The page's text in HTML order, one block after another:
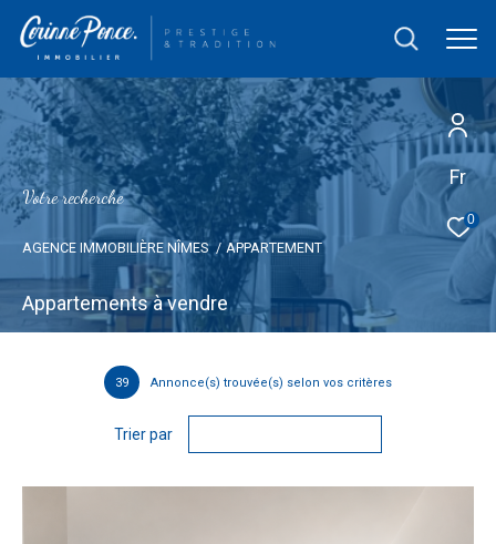
Fr
0
Votre recherche
AGENCE IMMOBILIÈRE NÎMES APPARTEMENT
Appartements à vendre
39 Annonce(s) trouvée(s) selon vos critères
Trier par